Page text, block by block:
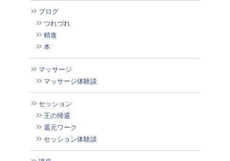
ブログ
つれづれ
精進
本
マッサージ
マッサージ体験談
セッション
王の帰還
還元ワーク
セッション体験談